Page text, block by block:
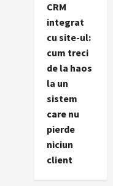
CRM
integrat
cu site-ul:
cum treci
de la haos
la un
sistem
care nu
pierde
niciun
client